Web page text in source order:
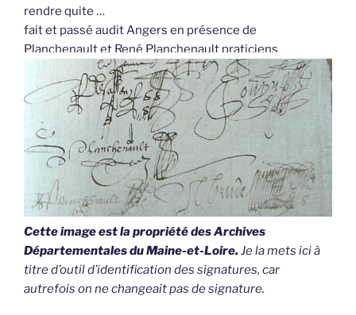
rendre quite …
fait et passé audit Angers en présence de
Planchenault et René Planchenault praticiens
Cette image est la propriété des Archives
Départementales du Maine-et-Loire. Je la mets ici à
titre d’outil d’identification des signatures, car
autrefois on ne changeait pas de signature.